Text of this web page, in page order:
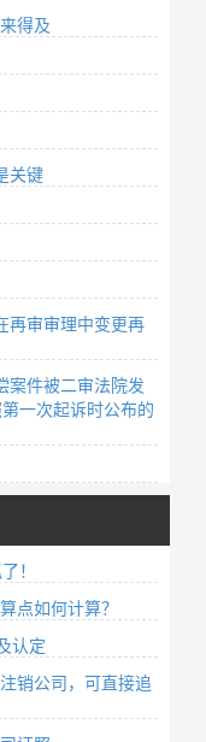
得及
关键
再审审理中变更再
案件被二审法院发
一次起诉时公布的
！
点如何计算？
认定
销公司，可直接追